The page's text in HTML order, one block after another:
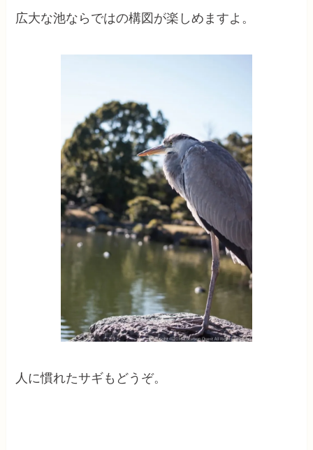
広大な池ならではの構図が楽しめますよ。
人に慣れたサギもどうぞ。